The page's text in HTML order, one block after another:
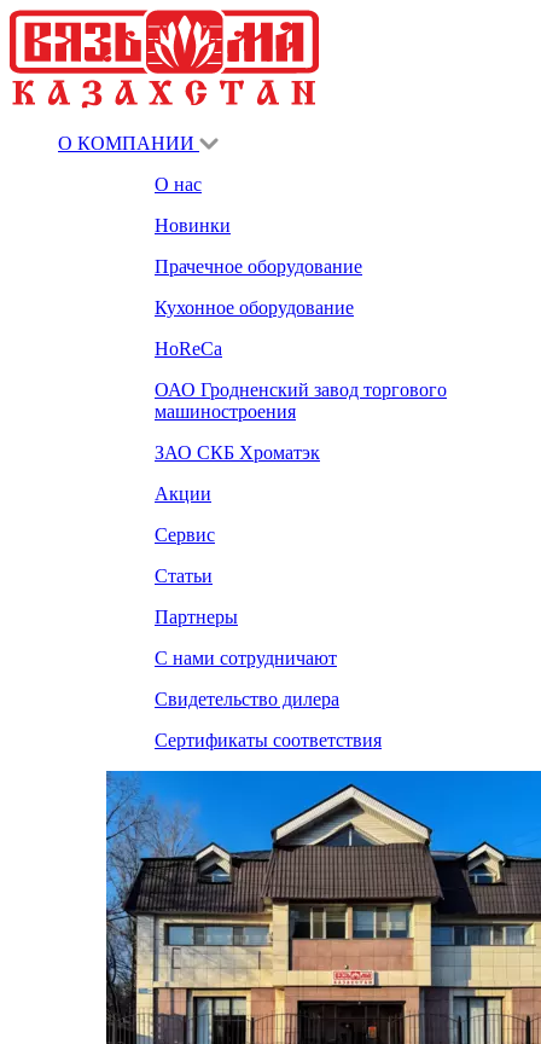
О КОМПАНИИ
О нас
Новинки
Прачечное оборудование
Кухонное оборудование
HoReCa
ОАО Гродненский завод торгового
машиностроения
ЗАО СКБ Хроматэк
Акции
Сервис
Статьи
Партнеры
С нами сотрудничают
Свидетельство дилера
Сертификаты соответствия